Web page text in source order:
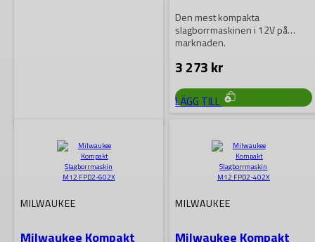
MILWAUKEE
Milwaukee
FPD3-402C
Upptäck den nya Milwaukee
Den mest kompakta
slagborrmaskinen i 12V på
marknaden.
3 273kr
LÄGG TILL
MILWAUKEE
Milwaukee Kompakt
MILWAUKEE
Milwaukee Kompakt